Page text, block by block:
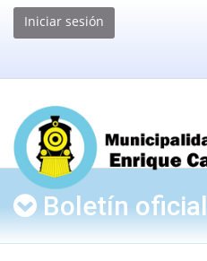
Iniciar sesión
Boletín oficial